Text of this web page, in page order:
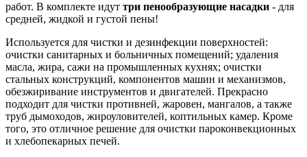
работ. В комплекте идут три пенообразующие насадки - для
средней, жидкой и густой пены!
Используется для чистки и дезинфекции поверхностей:
очистки санитарных и больничных помещений; удаления
масла, жира, сажи на промышленных кухнях; очистки
стальных конструкций, компонентов машин и механизмов,
обезжиривание инструментов и двигателей. Прекрасно
подходит для чистки противней, жаровен, мангалов, а также
труб дымоходов, жироуловителей, коптильных камер. Кроме
того, это отличное решение для очистки пароконвекционных
и хлебопекарных печей.